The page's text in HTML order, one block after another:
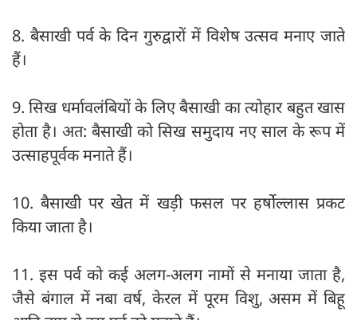
8. बैसाखी पर्व के दिन गुरुद्वारों में विशेष उत्सव मनाए जाते
हैं।
9. सिख धर्मावलंबियों के लिए बैसाखी का त्योहार बहुत खास
होता है। अत: बैसाखी को सिख समुदाय नए साल के रूप में
उत्साहपूर्वक मनाते हैं।
10. बैसाखी पर खेत में खड़ी फसल पर हर्षोल्लास प्रकट
किया जाता है।
11. इस पर्व को कई अलग-अलग नामों से मनाया जाता है,
जैसे बंगाल में नबा वर्ष, केरल में पूरम विशु, असम में बिहू